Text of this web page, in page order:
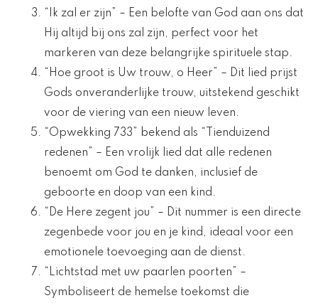
“Ik zal er zijn” – Een belofte van God aan ons dat
Hij altijd bij ons zal zijn, perfect voor het
markeren van deze belangrijke spirituele stap.
“Hoe groot is Uw trouw, o Heer” – Dit lied prijst
Gods onveranderlijke trouw, uitstekend geschikt
voor de viering van een nieuw leven.
“Opwekking 733” bekend als “Tienduizend
redenen” – Een vrolijk lied dat alle redenen
benoemt om God te danken, inclusief de
geboorte en doop van een kind.
“De Here zegent jou” – Dit nummer is een directe
zegenbede voor jou en je kind, ideaal voor een
emotionele toevoeging aan de dienst.
“Lichtstad met uw paarlen poorten” –
Symboliseert de hemelse toekomst die